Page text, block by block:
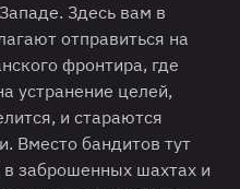
Здесь вам в
отправиться на
фронтира, где
устранение целей,
и стараются
Вместо бандитов тут
заброшенных шахтах и